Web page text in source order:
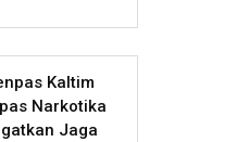
Kaltim
Narkotika
Jaga